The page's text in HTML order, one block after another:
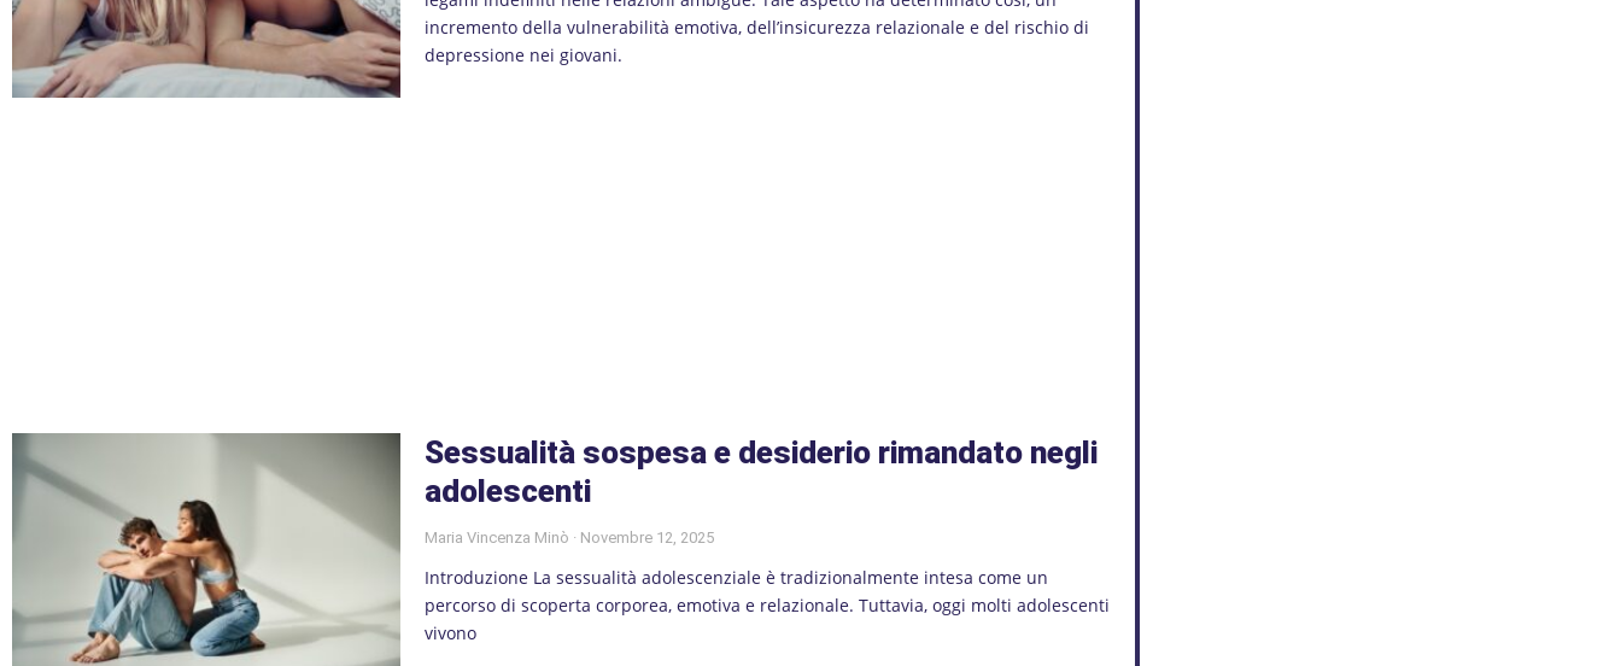
incremento della vulnerabilità emotiva, dell’insicurezza relazionale e del rischio di
depressione nei giovani.
Sessualità sospesa e desiderio rimandato negli
adolescenti
Maria Vincenza Minò Novembre 12, 2025
Introduzione La sessualità adolescenziale è tradizionalmente intesa come un
percorso di scoperta corporea, emotiva e relazionale. Tuttavia, oggi molti adolescenti
vivono